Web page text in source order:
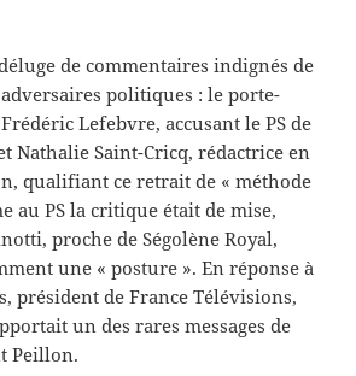
de commentaires indignés de
politiques : le porte-
Lefebvre, accusant le PS de
Nathalie Saint-Cricq, rédactrice en
qualifiant ce retrait de « méthode
au PS la critique était de mise,
proche de Ségolène Royal,
une « posture ». En réponse à
président de France Télévisions,
un des rares messages de
Peillon.